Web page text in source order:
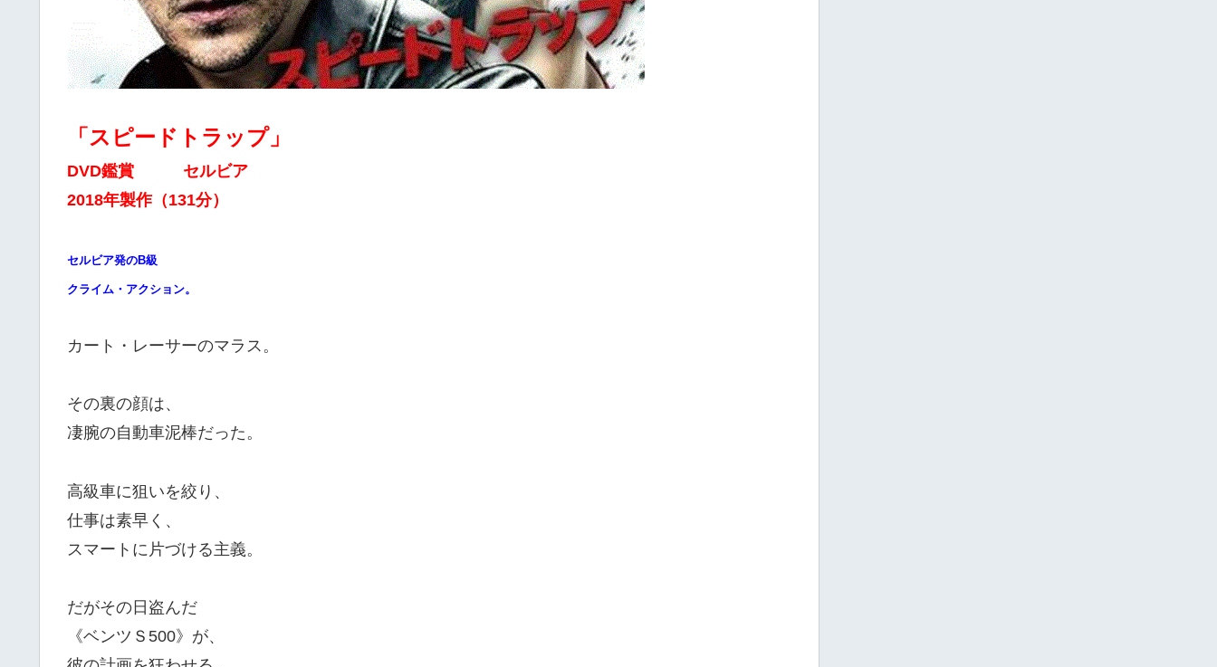
「スピードトラップ」
DVD鑑賞 セルビア
2018年製作（131分）
セルビア発のB級
クライム・アクション。
カート・レーサーのマラス。
その裏の顔は、
凄腕の自動車泥棒だった。
高級車に狙いを絞り、
仕事は素早く、
スマートに片づける主義。
だがその日盗んだ
《ベンツＳ500》が、